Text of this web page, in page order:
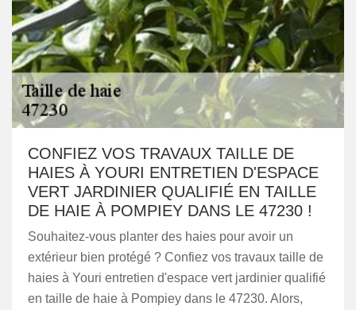
CONFIEZ VOS TRAVAUX TAILLE DE
HAIES À YOURI ENTRETIEN D'ESPACE
VERT JARDINIER QUALIFIÉ EN TAILLE
DE HAIE À POMPIEY DANS LE 47230 !
Souhaitez-vous planter des haies pour avoir un
extérieur bien protégé ? Confiez vos travaux taille de
haies à Youri entretien d'espace vert jardinier qualifié
en taille de haie à Pompiey dans le 47230. Alors,